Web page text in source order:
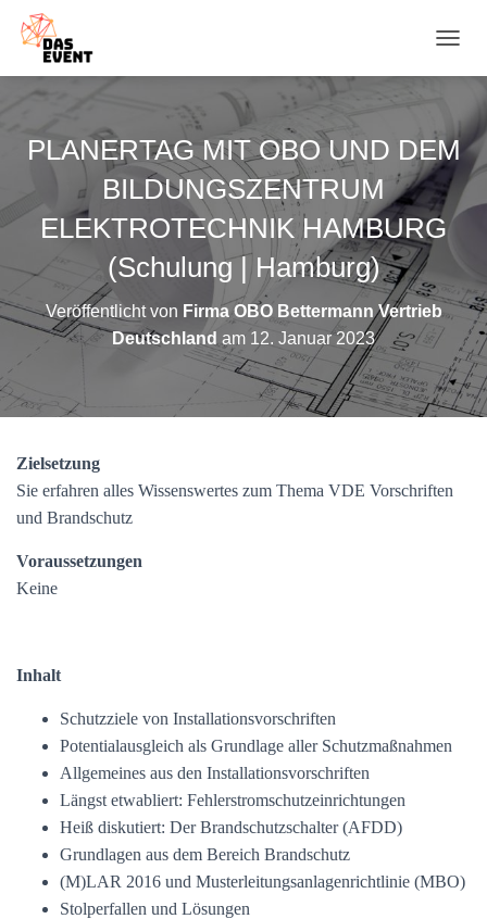
A
G
A
T
I
O
S
C
A
L
T
PLANERTAG MIT OBO UND DEM
BILDUNGSZENTRUM
ELEKTROTECHNIK HAMBURG
(Schulung | Hamburg)
Veröffentlicht von Firma OBO Bettermann Vertrieb
Deutschland am 12. Januar 2023
Zielsetzung
Sie erfahren alles Wissenswertes zum Thema VDE Vorschriften
und Brandschutz
Voraussetzungen
Keine
Inhalt
Schutzziele von Installationsvorschriften
Potentialausgleich als Grundlage aller Schutzmaßnahmen
Allgemeines aus den Installationsvorschriften
Längst etwabliert: Fehlerstromschutzeinrichtungen
Heiß diskutiert: Der Brandschutzschalter (AFDD)
Grundlagen aus dem Bereich Brandschutz
(M)LAR 2016 und Musterleitungsanlagenrichtlinie (MBO)
Stolperfallen und Lösungen